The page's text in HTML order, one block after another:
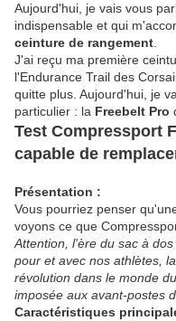
Aujourd'hui, je vais vous
indispensable et qui
ceinture de rangement
J'ai reçu ma première
l'Endurance Trail des
quitte plus. Aujourd'hui, je
particulier : la Freebelt Pro
Test Compressport
capable de
Présentation :
Vous pourriez penser
voyons ce que
Attention, l'ère du sac à
pour et avec nos athlètes,
révolution dans le monde
imposée aux avant-postes
Caractéristiques